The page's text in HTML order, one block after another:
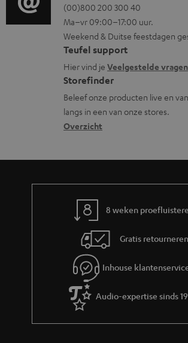
e
n
m
a
t
i
e
i
n
f
o
r
m
a
o
g
l
o
s
s
a
r
o
n
t
a
c
t
i
n
r
(00)800 200 300 40
Ma–vr 09:00–17:00 uur.
Weekend & Duitse feestdagen
Teufel support
Hier vind je Veelgestelde vragen
Storefinder
Beleef onze producten live en
langs in een van onze stores.
Overzicht
8 weken
Gratis retourneren
Inhouse
Audio-expertise sinds